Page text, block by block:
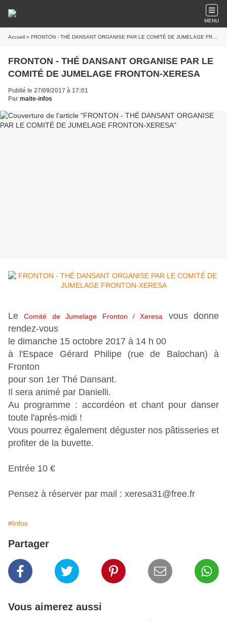
MENU
Accueil » FRONTON - THÉ DANSANT ORGANISE PAR LE COMITÉ DE JUMELAGE FRONTON-XERESA
FRONTON - THÉ DANSANT ORGANISE PAR LE
COMITÉ DE JUMELAGE FRONTON-XERESA
Publié le 27/09/2017 à 17:01
Par maite-infos
LeComité de Jumelage Fronton / Xeresa
vous donne
rendez-vous
le dimanche 15 octobre 2017 à 14 h 00
à l'Espace Gérard Philipe (rue de Balochan) à
Fronton
pour son 1er Thé Dansant.
Il sera animé par Danielli.
Au programme : accordéon et chant pour danser
toute l'après-midi !
Vous pourrez également déguster nos pâtisseries et
profiter de la buvette.
Entrée 10 €
Pensez à réserver par mail : xeresa31@free.fr
#Infos
Partager
Vous aimerez aussi